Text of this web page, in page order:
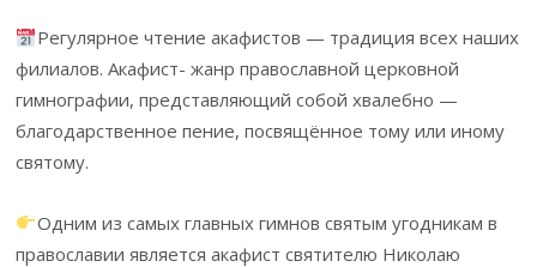
Регулярное чтение акафистов — традиция всех наших
филиалов. Акафист- жанр православной церковной
гимнографии, представляющий собой хвалебно —
благодарственное пение, посвящённое тому или иному
святому.
Одним из самых главных гимнов святым угодникам в
православии является акафист святителю Николаю